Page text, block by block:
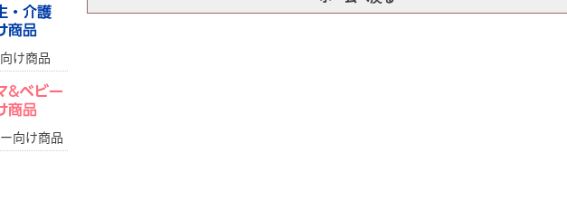
け商品
向け商品